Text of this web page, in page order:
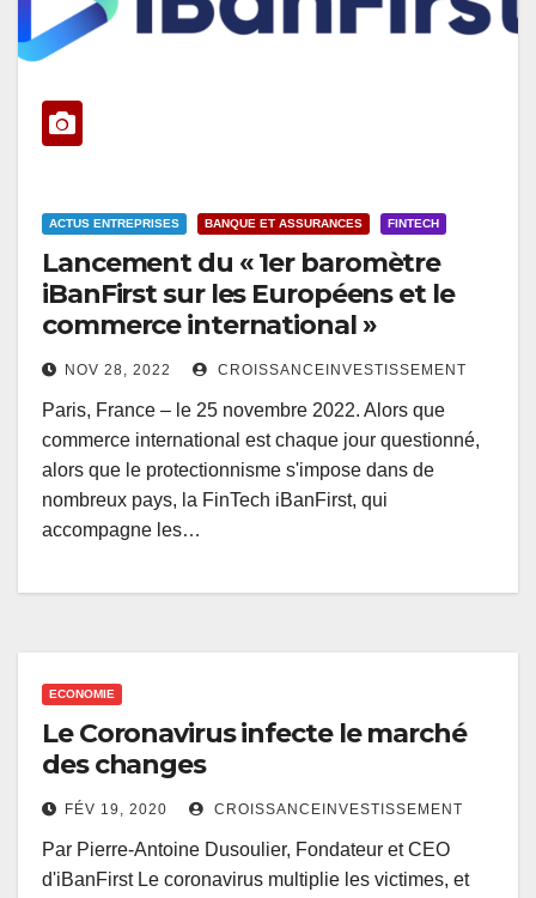
ACTUS ENTREPRISES BANQUE ET ASSURANCES FINTECH
Lancement du « 1er baromètre
iBanFirst sur les Européens et le
commerce international »
NOV 28, 2022 CROISSANCEINVESTISSEMENT
Paris, France – le 25 novembre 2022. Alors que
commerce international est chaque jour questionné,
alors que le protectionnisme s'impose dans de
nombreux pays, la FinTech iBanFirst, qui
accompagne les…
ECONOMIE
Le Coronavirus infecte le marché
des changes
FÉV 19, 2020 CROISSANCEINVESTISSEMENT
Par Pierre-Antoine Dusoulier, Fondateur et CEO
d'iBanFirst Le coronavirus multiplie les victimes, et